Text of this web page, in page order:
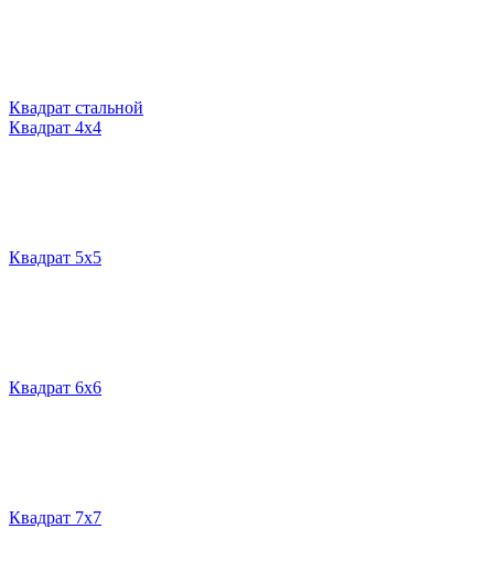
Квадрат стальной
Квадрат 4х4
Квадрат 5х5
Квадрат 6х6
Квадрат 7х7